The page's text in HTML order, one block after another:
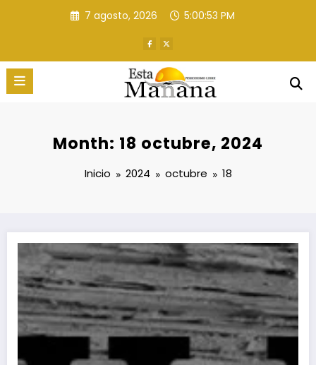
7 agosto, 2026 5:00:54 PM
Month: 18 octubre, 2024
Inicio 2024 octubre 18